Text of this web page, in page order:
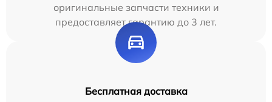
оригинальные запчасти техники и
предоставляет гарантию до 3 лет.
Бесплатная доставка